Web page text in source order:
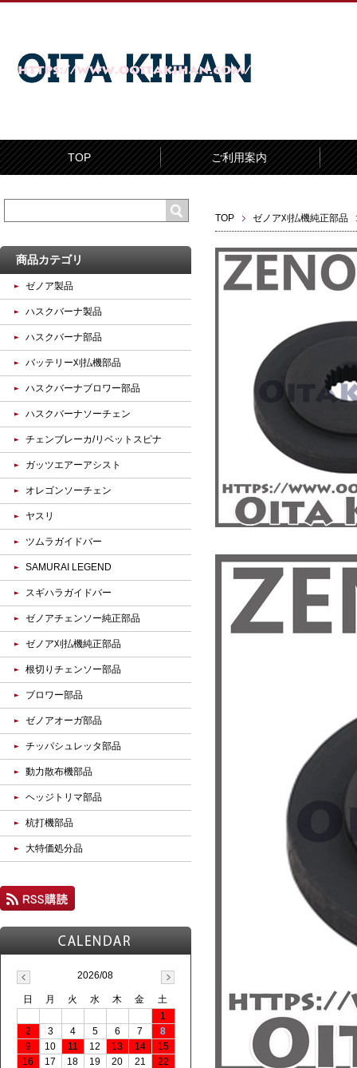
TOP ご利用案内
TOP ゼノア刈払機純正部品
商品カテゴリ
ゼノア製品
ハスクバーナ製品
ハスクバーナ部品
バッテリー刈払機部品
ハスクバーナブロワー部品
ハスクバーナソーチェン
チェンブレーカ/リベットスピナ
ガッツエアーアシスト
オレゴンソーチェン
ヤスリ
ツムラガイドバー
SAMURAI LEGEND
スギハラガイドバー
ゼノアチェンソー純正部品
ゼノア刈払機純正部品
根切りチェンソー部品
ブロワー部品
ゼノアオーガ部品
チッパシュレッタ部品
動力散布機部品
ヘッジトリマ部品
杭打機部品
大特価処分品
2026/08
日 月 火 水 木 金
土
1
2
3 4 5 6 7
8
9
10 11 12 13 14
15
16
17 18 19 20 21
22